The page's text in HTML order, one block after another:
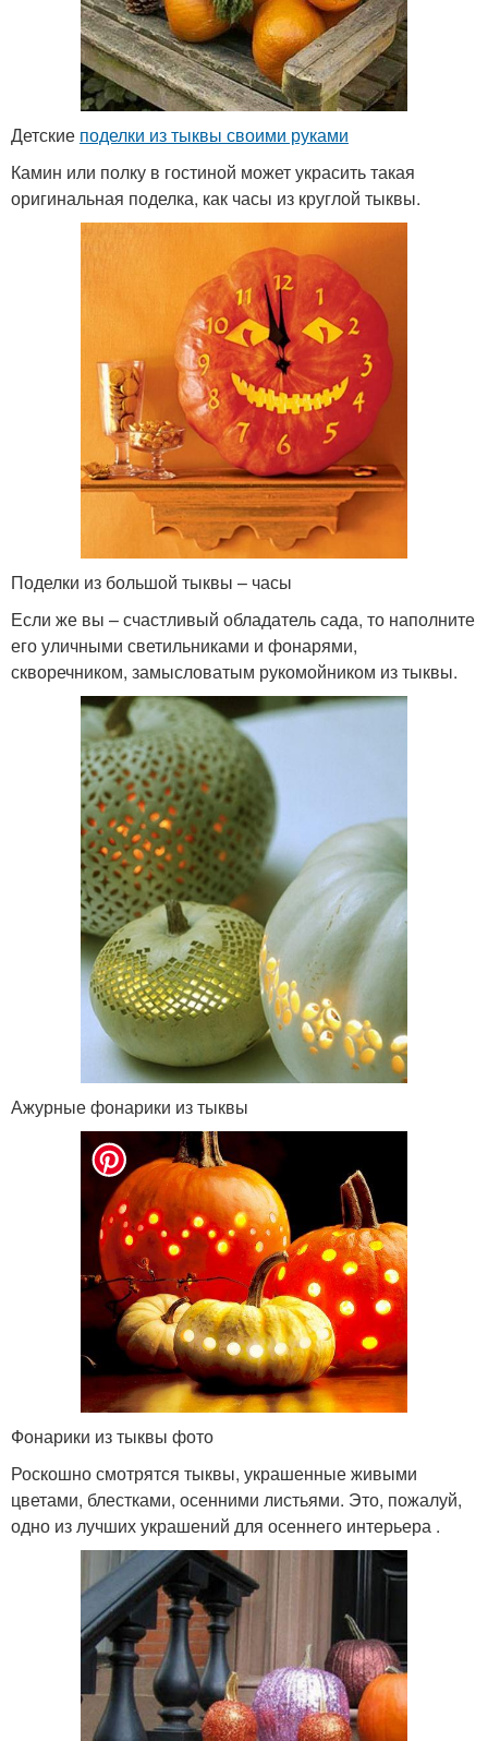
Детские поделки из тыквы своими руками
Камин или полку в гостиной может украсить такая
оригинальная поделка, как часы из круглой тыквы.
Поделки из большой тыквы – часы
Если же вы – счастливый обладатель сада, то наполните
его уличными светильниками и фонарями,
скворечником, замысловатым рукомойником из тыквы.
Ажурные фонарики из тыквы
Фонарики из тыквы фото
Роскошно смотрятся тыквы, украшенные живыми
цветами, блестками, осенними листьями. Это, пожалуй,
одно из лучших украшений для осеннего интерьера .